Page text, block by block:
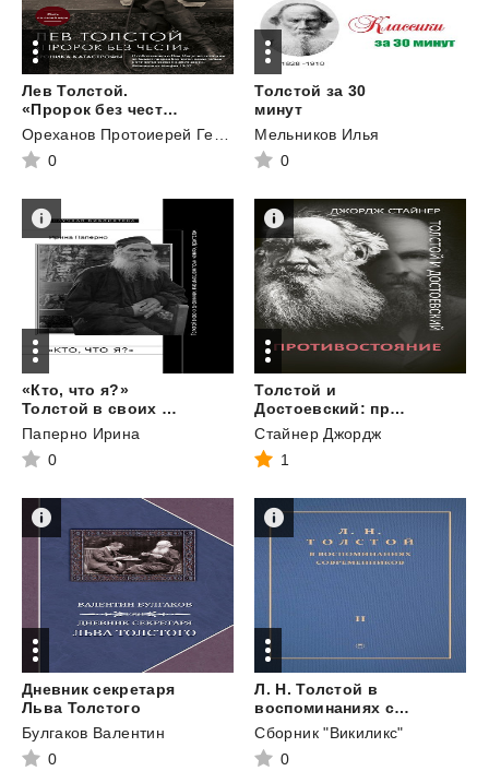
Лев Толстой.
«Пророк без чести»: хроника катастрофы
0
Толстой за 30
минут
Мельников Илья
0
«Кто, что я?»
Толстой в своих дневниках, письмах, воспоминаниях, трактатах
Паперно Ирина
0
Толстой и
Достоевский: противостояние
Стайнер Джордж
1
Дневник секретаря
Льва Толстого
Булгаков Валентин
0
Л. Н. Толстой в
воспоминаниях современников. Том 2
Сборник "Викиликс"
0